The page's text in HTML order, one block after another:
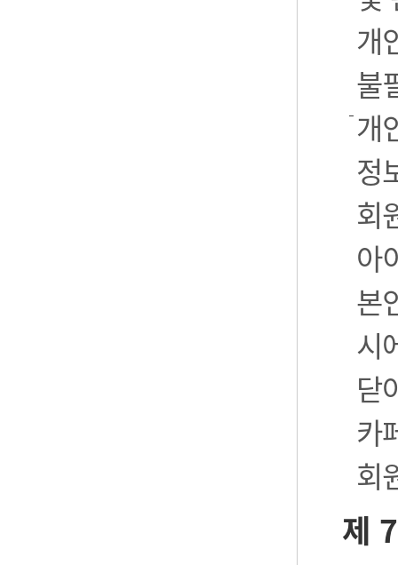
개
불
개
정
회
아
본
시
닫
카
회
제